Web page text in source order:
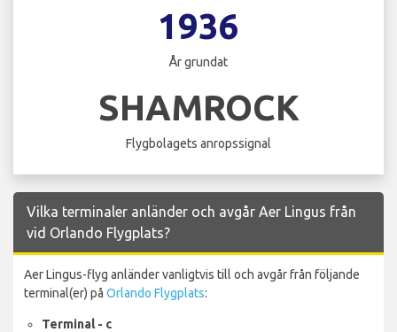
1936
År grundat
SHAMROCK
Flygbolagets anropssignal
Vilka terminaler anländer och avgår Aer Lingus från
vid Orlando Flygplats?
Aer Lingus-flyg anländer vanligtvis till och avgår från följande
terminal(er) på Orlando Flygplats:
Terminal - c